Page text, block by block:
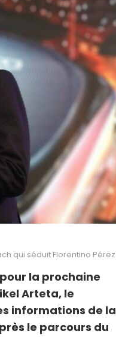
qui séduit Florentino Pérez
la prochaine
Arteta, le
informations de la
le parcours du